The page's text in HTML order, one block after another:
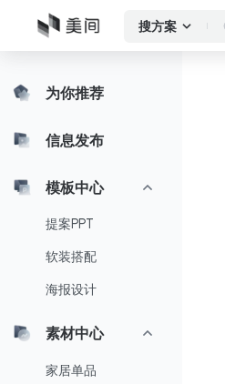
搜方案
为你推荐
信息发布
模板中心
提案PPT
软装搭配
海报设计
素材中心
家居单品